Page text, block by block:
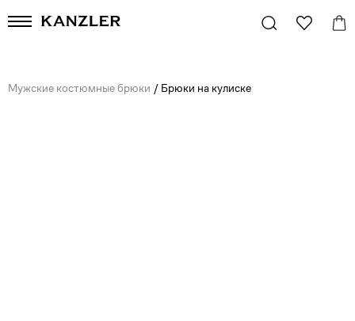
Мужские костюмные брюки / Брюки на кулиске